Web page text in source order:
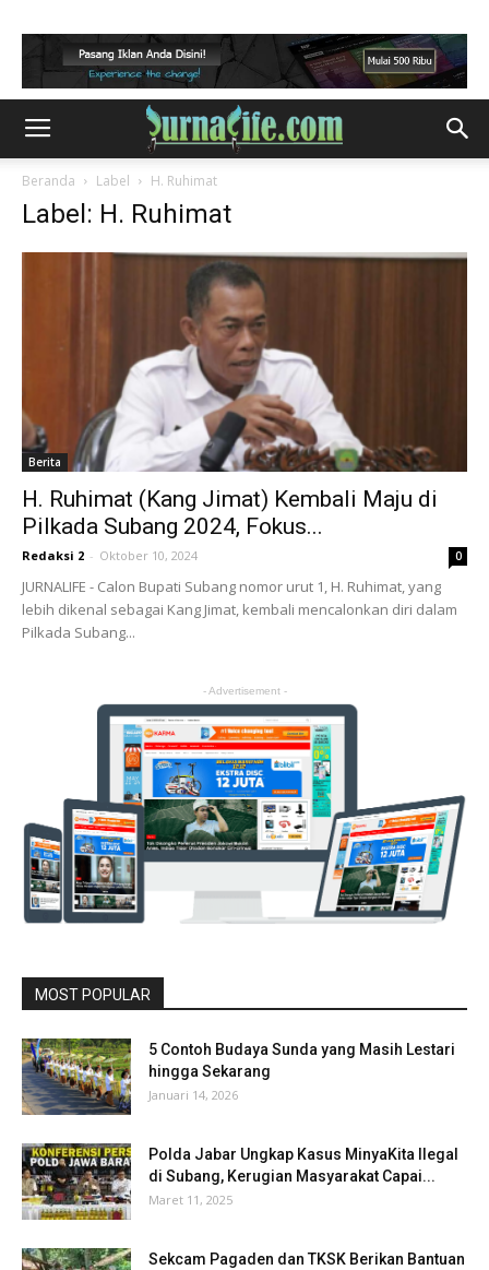
Beranda Label H. Ruhimat
Label: H. Ruhimat
Berita
H. Ruhimat (Kang Jimat) Kembali Maju di
Pilkada Subang 2024, Fokus...
Redaksi 2 - Oktober 10, 2024 0
JURNALIFE - Calon Bupati Subang nomor urut 1, H. Ruhimat, yang
lebih dikenal sebagai Kang Jimat, kembali mencalonkan diri dalam
Pilkada Subang...
- Advertisement -
MOST POPULAR
5 Contoh Budaya Sunda yang Masih Lestari
hingga Sekarang
Januari 14, 2026
Polda Jabar Ungkap Kasus MinyaKita Ilegal
di Subang, Kerugian Masyarakat Capai...
Maret 11, 2025
Sekcam Pagaden dan TKSK Berikan Bantuan